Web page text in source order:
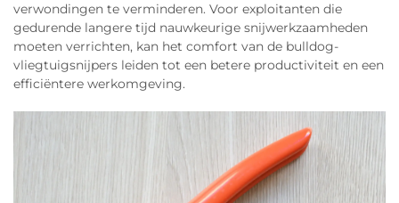
verwondingen te verminderen. Voor exploitanten die
gedurende langere tijd nauwkeurige snijwerkzaamheden
moeten verrichten, kan het comfort van de bulldog-
vliegtuigsnijpers leiden tot een betere productiviteit en een
efficiëntere werkomgeving.